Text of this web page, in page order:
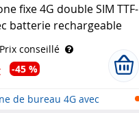
fixe 4G double SIM TTF-
batterie rechargeable
Communications
Prix conseillé
-45 %
de bureau 4G avec